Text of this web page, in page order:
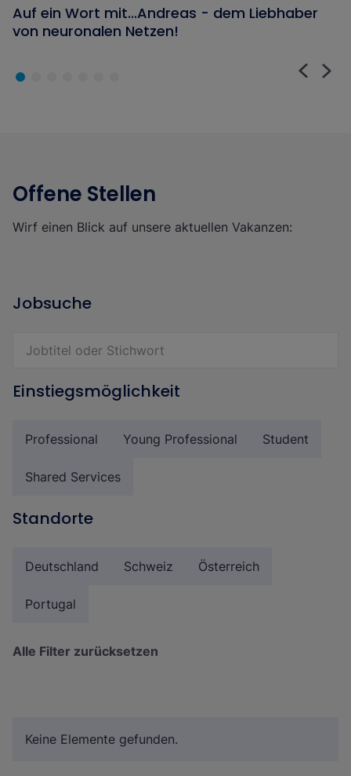
An dieser Stelle findest Du externen Inhalt von Youtube.
Passe Deine Privatsphäre-Einstellungen an, um das Video
sehen zu können.
Auf ein Wort mit...Andreas - dem Liebhaber
von neuronalen Netzen!
Offene Stellen
Wirf einen Blick auf unsere aktuellen Vakanzen:
Jobsuche
Einstiegsmöglichkeit
Professional Young Professional Student
Shared Services
Standorte
Deutschland Schweiz Österreich
Portugal
Alle Filter zurücksetzen
Keine Elemente gefunden.